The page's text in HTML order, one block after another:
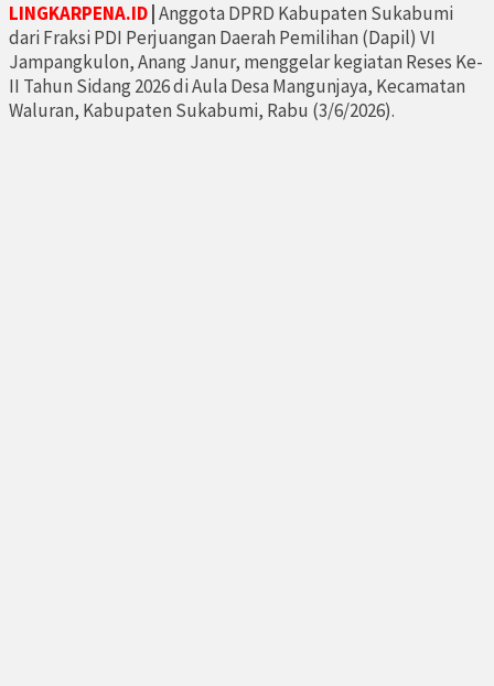
LINGKARPENA.ID Anggota DPRD Kabupaten Sukabumi
dari Fraksi PDI Perjuangan Daerah Pemilihan (Dapil) VI
Jampangkulon, Anang Janur, menggelar kegiatan Reses Ke-
II Tahun Sidang 2026 di Aula Desa Mangunjaya, Kecamatan
Waluran, Kabupaten Sukabumi, Rabu (3/6/2026).